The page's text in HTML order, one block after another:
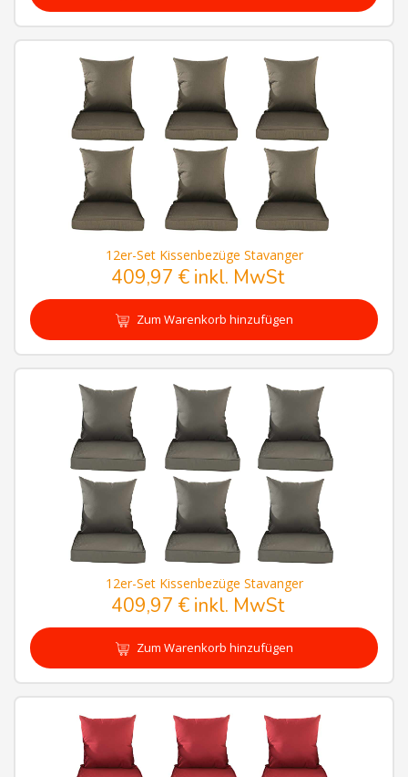
12er-Set Kissenbezüge Stavanger
409,97 € inkl. MwSt
Zum Warenkorb hinzufügen
12er-Set Kissenbezüge Stavanger
409,97 € inkl. MwSt
Zum Warenkorb hinzufügen